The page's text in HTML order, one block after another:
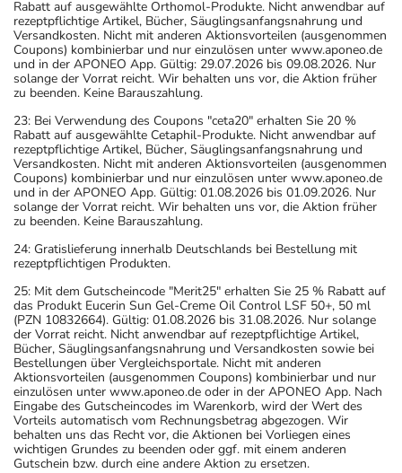
Rabatt auf ausgewählte Orthomol-Produkte. Nicht anwendbar auf
rezeptpflichtige Artikel, Bücher, Säuglingsanfangsnahrung und
Versandkosten. Nicht mit anderen Aktionsvorteilen (ausgenommen
Coupons) kombinierbar und nur einzulösen unter www.aponeo.de
und in der APONEO App. Gültig: 29.07.2026 bis 09.08.2026. Nur
solange der Vorrat reicht. Wir behalten uns vor, die Aktion früher
zu beenden. Keine Barauszahlung.
23: Bei Verwendung des Coupons "ceta20" erhalten Sie 20 %
Rabatt auf ausgewählte Cetaphil-Produkte. Nicht anwendbar auf
rezeptpflichtige Artikel, Bücher, Säuglingsanfangsnahrung und
Versandkosten. Nicht mit anderen Aktionsvorteilen (ausgenommen
Coupons) kombinierbar und nur einzulösen unter www.aponeo.de
und in der APONEO App. Gültig: 01.08.2026 bis 01.09.2026. Nur
solange der Vorrat reicht. Wir behalten uns vor, die Aktion früher
zu beenden. Keine Barauszahlung.
24: Gratislieferung innerhalb Deutschlands bei Bestellung mit
rezeptpflichtigen Produkten.
25: Mit dem Gutscheincode "Merit25" erhalten Sie 25 % Rabatt auf
das Produkt Eucerin Sun Gel-Creme Oil Control LSF 50+, 50 ml
(PZN 10832664). Gültig: 01.08.2026 bis 31.08.2026. Nur solange
der Vorrat reicht. Nicht anwendbar auf rezeptpflichtige Artikel,
Bücher, Säuglingsanfangsnahrung und Versandkosten sowie bei
Bestellungen über Vergleichsportale. Nicht mit anderen
Aktionsvorteilen (ausgenommen Coupons) kombinierbar und nur
einzulösen unter www.aponeo.de oder in der APONEO App. Nach
Eingabe des Gutscheincodes im Warenkorb, wird der Wert des
Vorteils automatisch vom Rechnungsbetrag abgezogen. Wir
behalten uns das Recht vor, die Aktionen bei Vorliegen eines
wichtigen Grundes zu beenden oder ggf. mit einem anderen
Gutschein bzw. durch eine andere Aktion zu ersetzen.